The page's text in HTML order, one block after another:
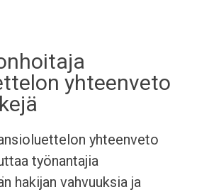
yhteenveto
yhteenveto
työnantajia
hakijan vahvuuksia ja